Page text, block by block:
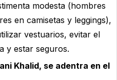
modesta (hombres
en camisetas y leggings),
vestuarios, evitar el
y estar seguros.
Khalid, se adentra en el